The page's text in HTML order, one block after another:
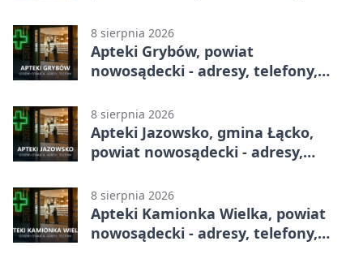
8 sierpnia 2026
Apteki Grybów, powiat
nowosądecki - adresy, telefony,
8 sierpnia 2026
Apteki Jazowsko, gmina Łącko,
powiat nowosądecki - adresy,
8 sierpnia 2026
Apteki Kamionka Wielka, powiat
nowosądecki - adresy, telefony,